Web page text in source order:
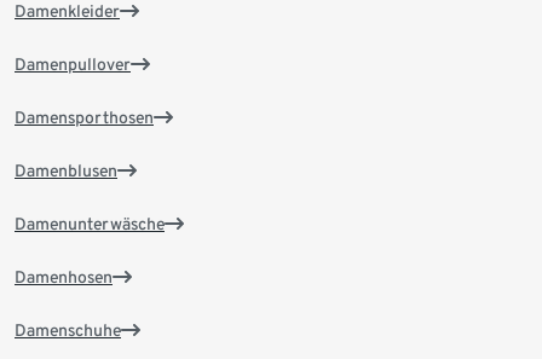
Damenkleider
Damenpullover
Damensporthosen
Damenblusen
Damenunterwäsche
Damenhosen
Damenschuhe